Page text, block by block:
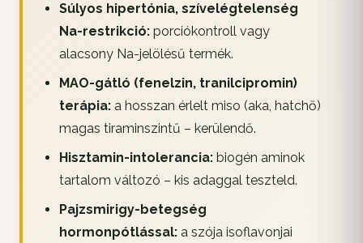
Súlyos hipertónia, szívelégtelenség
Na-restrikció:porciókontroll vagy
alacsony Na-jelölésű termék.
MAO-gátló (fenelzin, tranilcipromin)
terápia:a hosszan érlelt miso (aka, hatchō)
magas tiraminszintű – kerülendő.
Hisztamin-intolerancia:biogén aminok
tartalom változó – kis adaggal teszteld.
Pajzsmirigy-betegség
hormonpótlással:a szója isoflavonjai